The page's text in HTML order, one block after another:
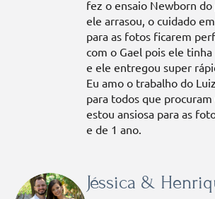
fez o ensaio Newborn do
ele arrasou, o cuidado
para as fotos ficarem
com o Gael pois ele
e ele entregou super
Eu amo o trabalho do
para todos que
estou ansiosa para as
e de 1 ano.
Jéssica &